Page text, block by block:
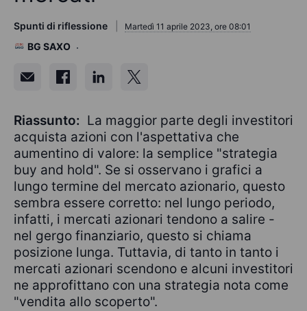
Spunti di riflessione Martedì 11 aprile 2023, ore 08:01
BG SAXO
Riassunto: La maggior parte degli investitori
acquista azioni con l'aspettativa che
aumentino di valore: la semplice "strategia
buy and hold". Se si osservano i grafici a
lungo termine del mercato azionario, questo
sembra essere corretto: nel lungo periodo,
infatti, i mercati azionari tendono a salire -
nel gergo finanziario, questo si chiama
posizione lunga. Tuttavia, di tanto in tanto i
mercati azionari scendono e alcuni investitori
ne approfittano con una strategia nota come
"vendita allo scoperto".